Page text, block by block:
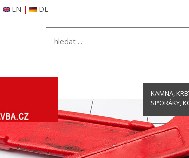
EN | DE
KAMNA,
SPORÁKY,